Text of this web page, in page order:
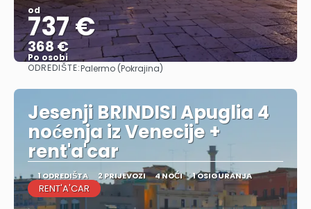
od
737 €
368 €
Po osobi
Vidjeti
ODREDIŠTE:Palermo (Pokrajina)
Jesenji BRINDISI Apuglia 4
noćenja iz Venecije +
rent'a'car
1 ODREDIŠTA 2 PRIJEVOZI 4 NOĆI 1 OSIGURANJA
RENT'A'CAR